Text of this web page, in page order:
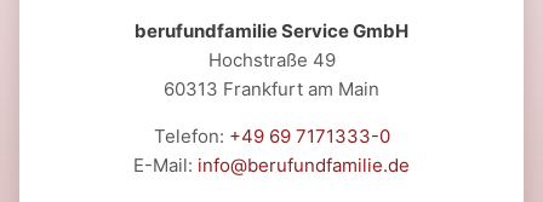
berufundfamilie Service GmbH
Hochstraße 49
60313 Frankfurt am Main
Telefon: +49 69 7171333-0
E-Mail: info@berufundfamilie.de